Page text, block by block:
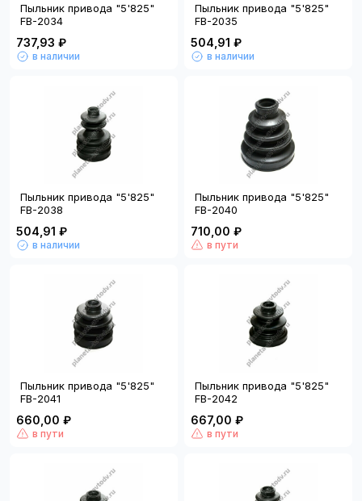
Пыльник привода "5'825"
FB-2034
737,93 ₽
в наличии
Пыльник привода "5'825"
FB-2035
504,91 ₽
в наличии
Пыльник привода "5'825"
FB-2038
504,91 ₽
в наличии
Пыльник привода "5'825"
FB-2040
710,00 ₽
в пути
Пыльник привода "5'825"
FB-2041
660,00 ₽
в пути
Пыльник привода "5'825"
FB-2042
667,00 ₽
в пути